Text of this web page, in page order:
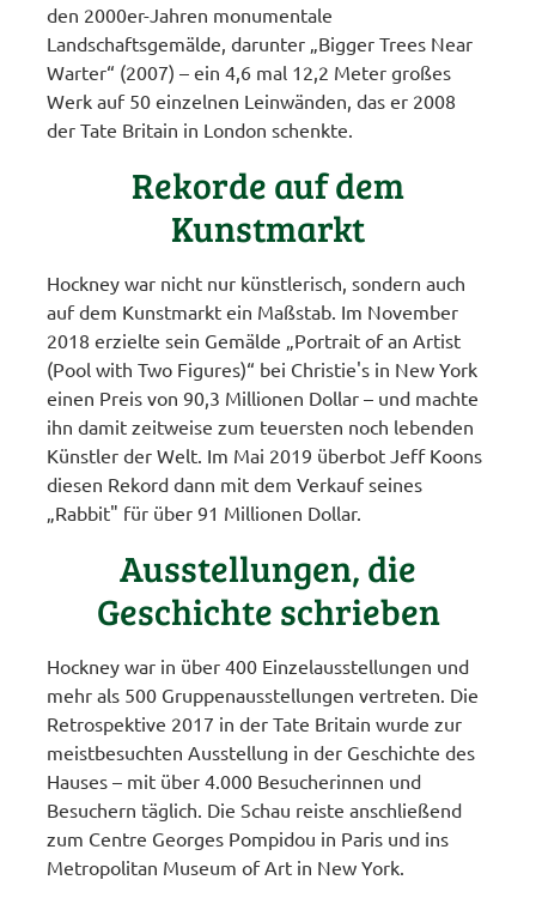
den 2000er-Jahren monumentale
Landschaftsgemälde, darunter „Bigger Trees Near
Warter“ (2007) – ein 4,6 mal 12,2 Meter großes
Werk auf 50 einzelnen Leinwänden, das er 2008
der Tate Britain in London schenkte.
Rekorde auf dem
Kunstmarkt
Hockney war nicht nur künstlerisch, sondern auch
auf dem Kunstmarkt ein Maßstab. Im November
2018 erzielte sein Gemälde „Portrait of an Artist
(Pool with Two Figures)“ bei Christie's in New York
einen Preis von 90,3 Millionen Dollar – und machte
ihn damit zeitweise zum teuersten noch lebenden
Künstler der Welt. Im Mai 2019 überbot Jeff Koons
diesen Rekord dann mit dem Verkauf seines
„Rabbit" für über 91 Millionen Dollar.
Ausstellungen, die
Geschichte schrieben
Hockney war in über 400 Einzelausstellungen und
mehr als 500 Gruppenausstellungen vertreten. Die
Retrospektive 2017 in der Tate Britain wurde zur
meistbesuchten Ausstellung in der Geschichte des
Hauses – mit über 4.000 Besucherinnen und
Besuchern täglich. Die Schau reiste anschließend
zum Centre Georges Pompidou in Paris und ins
Metropolitan Museum of Art in New York.